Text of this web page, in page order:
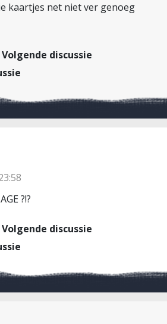
kaartjes net niet ver genoeg
Volgende discussie
?!?
Volgende discussie